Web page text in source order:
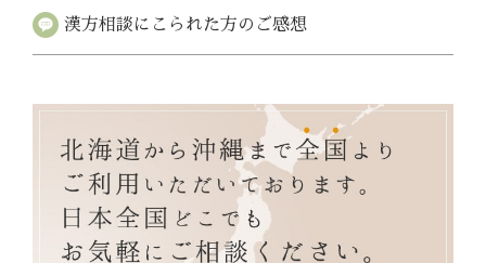
漢方相談にこられた方のご感想